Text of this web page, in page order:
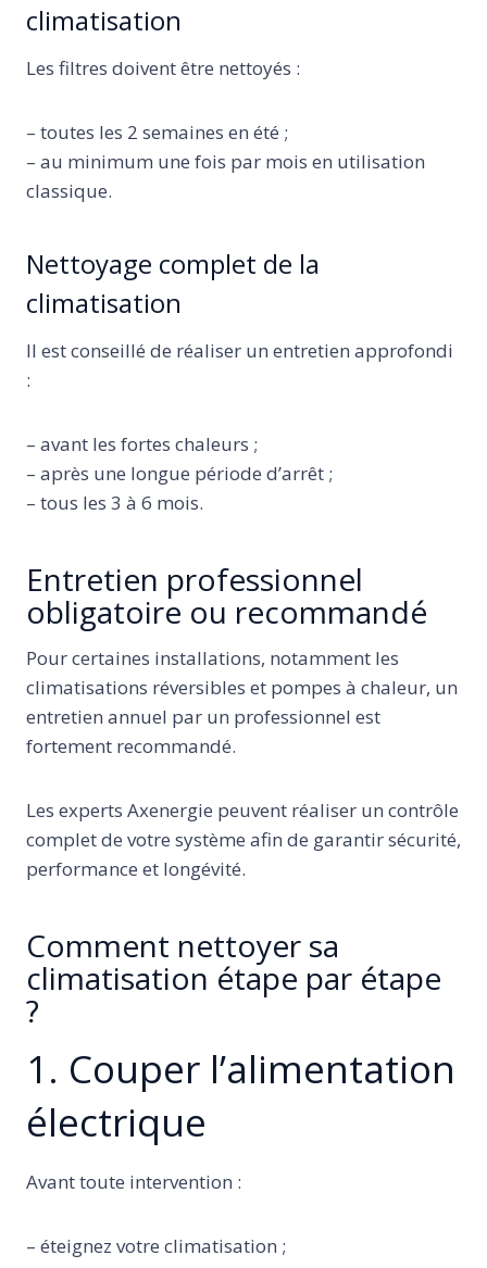
climatisation
Les filtres doivent être nettoyés :
– toutes les 2 semaines en été ;
– au minimum une fois par mois en utilisation
classique.
Nettoyage complet de la
climatisation
Il est conseillé de réaliser un entretien approfondi
:
– avant les fortes chaleurs ;
– après une longue période d’arrêt ;
– tous les 3 à 6 mois.
Entretien professionnel
obligatoire ou recommandé
Pour certaines installations, notamment les
climatisations réversibles et pompes à chaleur, un
entretien annuel par un professionnel est
fortement recommandé.
Les experts Axenergie peuvent réaliser un contrôle
complet de votre système afin de garantir sécurité,
performance et longévité.
Comment nettoyer sa
climatisation étape par étape
?
1. Couper l’alimentation
électrique
Avant toute intervention :
– éteignez votre climatisation ;